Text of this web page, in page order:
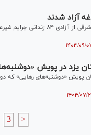
رئیس زندان مراغه استان
3 >